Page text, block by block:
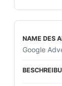
Google